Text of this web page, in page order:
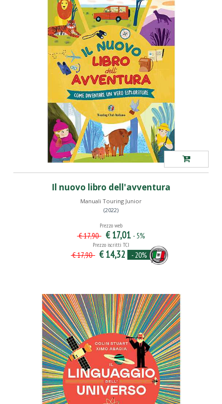
Il nuovo libro dell'avventura
Manuali Touring Junior
(2022)
Prezzo web
€ 17,90 € 17,01 - 5%
Prezzo iscritti TCI
€ 17,90 € 14,32 - 20%